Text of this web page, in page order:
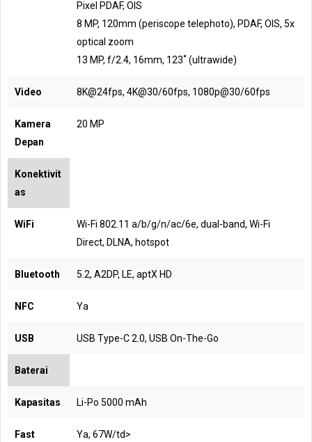
Pixel PDAF, OIS
8 MP, 120mm (periscope telephoto), PDAF, OIS, 5x
optical zoom
13 MP, f/2.4, 16mm, 123˚ (ultrawide)
Video 8K@24fps, 4K@30/60fps, 1080p@30/60fps
Kamera
Depan
20 MP
Konektivit
as
WiFi
Wi-Fi 802.11 a/b/g/n/ac/6e, dual-band, Wi-Fi
Direct, DLNA, hotspot
Bluetooth 5.2, A2DP, LE, aptX HD
NFC Ya
USB USB Type-C 2.0, USB On-The-Go
Baterai
Kapasitas Li-Po 5000 mAh
Fast
Ya, 67W/td>